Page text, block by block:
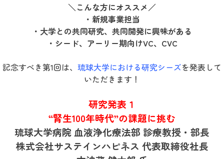
＼こんな方にオススメ／
・新規事業担当
・大学との共同研究、共同開発に興味がある
・シード、アーリー期向けVC、CVC
記念すべき第1回は、 琉球大学における研究シーズを発表して
いただきます！
研究発表１
“腎生100年時代”の課題に挑む
琉球大学病院 血液浄化療法部 診療教授・部長
株式会社サステインハピネス 代表取締役社長